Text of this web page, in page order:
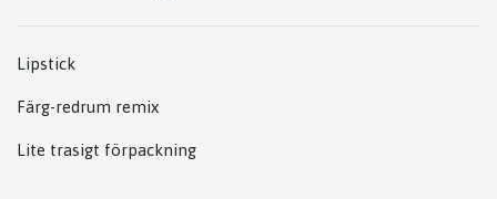
Lipstick
Färg-redrum remix
Lite trasigt förpackning